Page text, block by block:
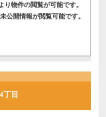
物件の閲覧が可能です。
公開情報が閲覧可能です。
丁目